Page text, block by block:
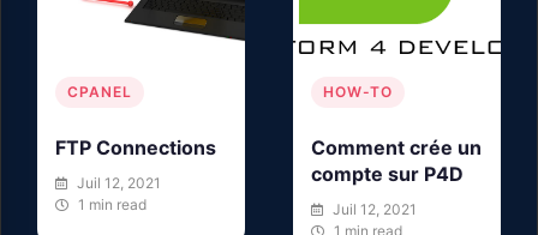
HOW-TO
Comment crée un
compte sur P4D
Juil 12, 2021
PLESK
Sites Web et
Domaines
Juil 09, 2021
1 min read